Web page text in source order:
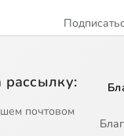
рассылку:
почтовом